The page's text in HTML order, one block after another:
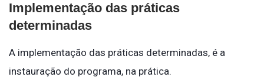
Implementação das práticas
determinadas
A implementação das práticas determinadas, é a
instauração do programa, na prática.